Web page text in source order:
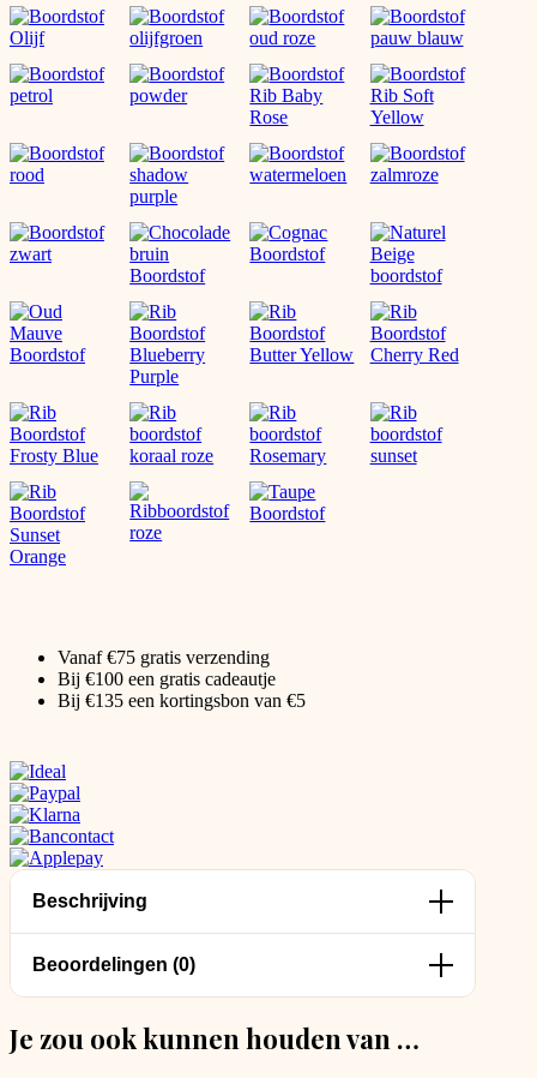
Vanaf €75 gratis verzending
Bij €100 een gratis cadeautje
Bij €135 een kortingsbon van €5
Beschrijving
Beoordelingen (0)
Je zou ook kunnen houden van …